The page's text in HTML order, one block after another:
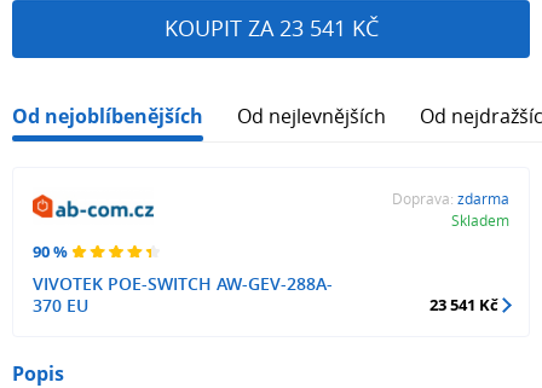
KOUPIT ZA 23 541 KČ
Od nejoblíbenějších Od nejlevnějších Od
90 %
VIVOTEK POE-SWITCH AW-GEV-288A-
370 EU
Doprava: zdarma
Skladem
23 541 Kč
Popis